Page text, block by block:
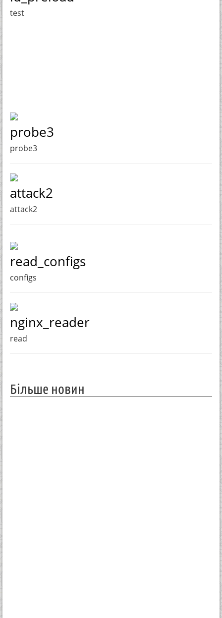
test
probe3
probe3
attack2
attack2
read_configs
configs
nginx_reader
read
Більше новин